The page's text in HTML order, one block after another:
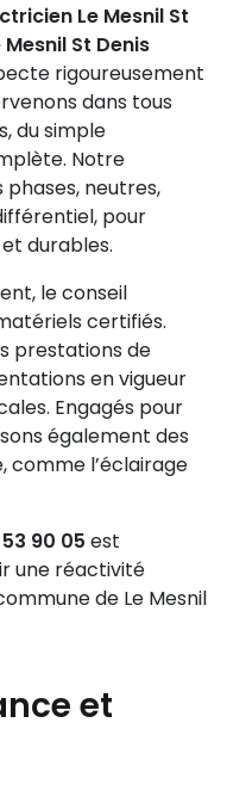
Le Mesnil St
St Denis
rigoureusement
dans tous
du simple
Notre
neutres,
pour
durables.
le conseil
certifiés.
prestations de
en vigueur
Engagés pour
également des
comme l’éclairage
53 90 05 est
une réactivité
de Le Mesnil
et